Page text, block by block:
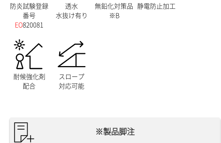
防炎試験登録
番号
EO820081
透水
水抜け有り
無鉛化対策品
※B
静電防止加工
耐候強化剤
配合
スロープ
対応可能
※製品脚注